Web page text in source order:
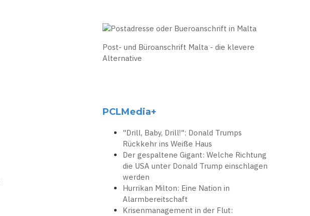
Post- und Büroanschrift Malta - die klevere
Alternative
PCLMedia+
"Drill, Baby, Drill!": Donald Trumps
Rückkehr ins Weiße Haus
Der gespaltene Gigant: Welche Richtung
die USA unter Donald Trump einschlagen
werden
Hurrikan Milton: Eine Nation in
Alarmbereitschaft
Krisenmanagement in der Flut: